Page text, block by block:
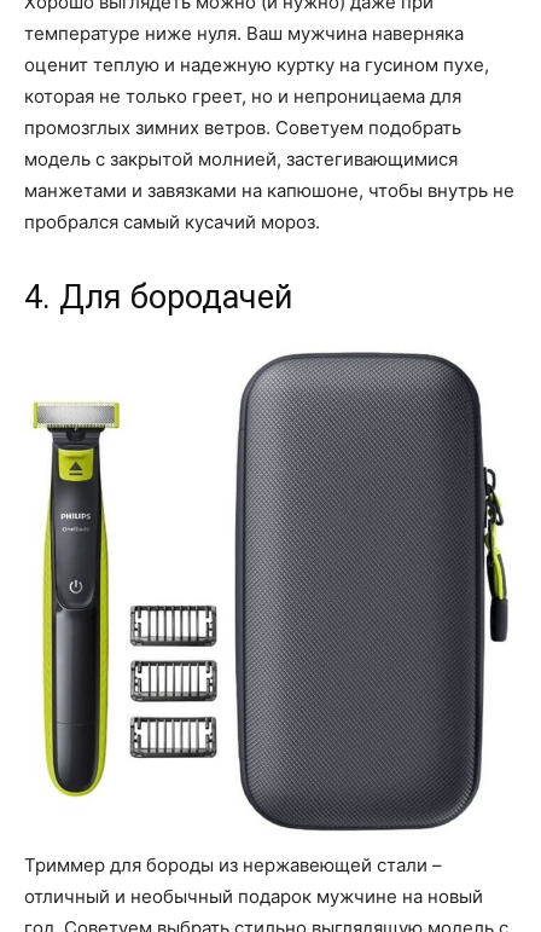
температуре ниже нуля. Ваш мужчина наверняка
оценит теплую и надежную куртку на гусином пухе,
которая не только греет, но и непроницаема для
промозглых зимних ветров. Советуем подобрать
модель с закрытой молнией, застегивающимися
манжетами и завязками на капюшоне, чтобы внутрь не
пробрался самый кусачий мороз.
4. Для бородачей
Триммер для бороды из нержавеющей стали –
отличный и необычный подарок мужчине на новый